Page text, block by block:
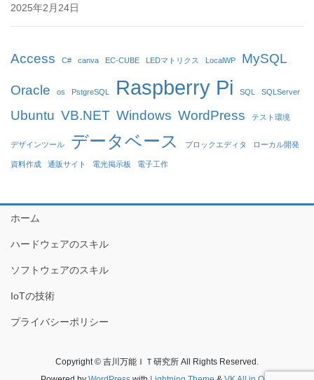
2025年2月24日
Access C# canva EC-CUBE LEDマトリクス LocalWP MySQL
Oracle os PstgreSQL Raspberry Pi SQL SQLServer
Ubuntu VB.NET Windows WordPress テスト環境
デザインツール データベース ブロックエディタ ローカル開発
資料作成 通販サイト 電光掲示板 電子工作
ホーム
ハードウェアのスキル
ソフトウェアのスキル
IoTの技術
プライバシーポリシー
Copyright © 吉川万能ＩＴ研究所 All Rights Reserved.